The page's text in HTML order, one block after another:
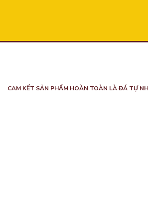
CAM KẾT SẢN PHẨM HOÀN TOÀN LÀ ĐÁ TỰ